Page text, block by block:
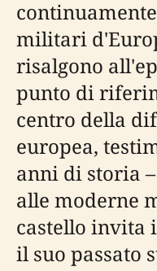
militari
risalgono
punto di
centro della
europea,
anni di storia
alle moderne
castello invita
il suo passato